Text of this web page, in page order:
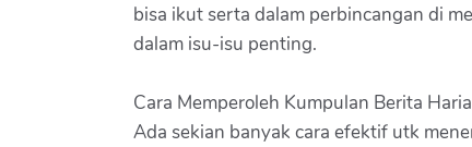
bisa ikut serta dalam perbincangan di
dalam isu-isu penting.
Cara Memperoleh Kumpulan Berita
Ada sekian banyak cara efektif utk